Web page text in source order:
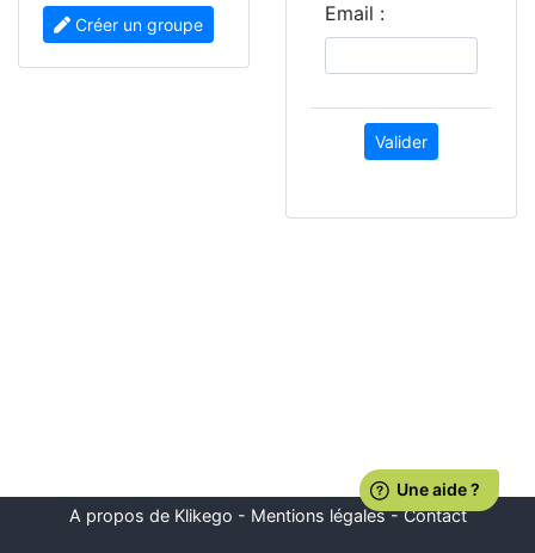
Créer un groupe Email :
A propos de Klikego - Mentions légales-Contact